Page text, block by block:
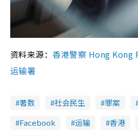
资料来源： 香港警察 Hong Kong
运输署
著数 社会民生 罪案
Facebook
运输 香港